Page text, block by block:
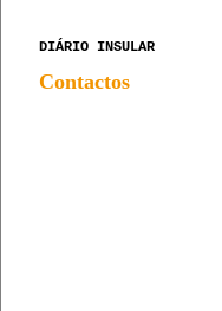
DIÁRIO INSULAR
Contactos